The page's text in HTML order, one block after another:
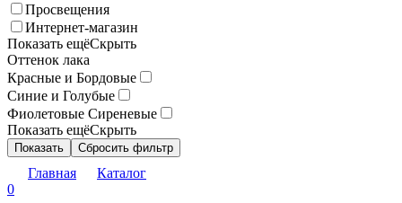
Просвещения
Интернет-магазин
Показать ещёСкрыть
Оттенок лака
Красные и Бордовые
Синие и Голубые
Фиолетовые Сиреневые
Показать ещёСкрыть
Показать Сбросить фильтр
Главная
Каталог
0